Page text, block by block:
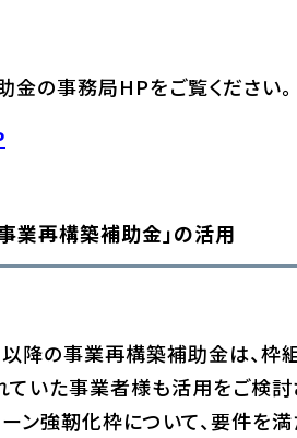
の事務局HPをご覧ください。
業再構築補助金」の活用
以降の事業再構築補助金は、
いた事業者様も活用をご検討
ン強靭化枠について、要件を